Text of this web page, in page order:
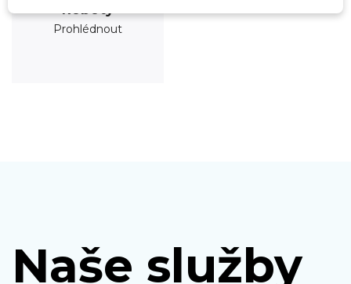
Prohlédnout
Naše služby